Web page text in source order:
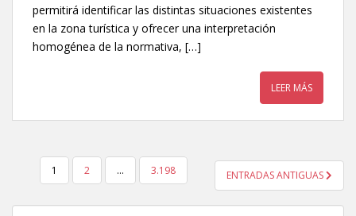
permitirá identificar las distintas situaciones existentes
en la zona turística y ofrecer una interpretación
homogénea de la normativa, […]
LEER MÁS
NAVEGACIÓN DE ENTRADAS
1 2 … 3.198 ENTRADAS ANTIGUAS